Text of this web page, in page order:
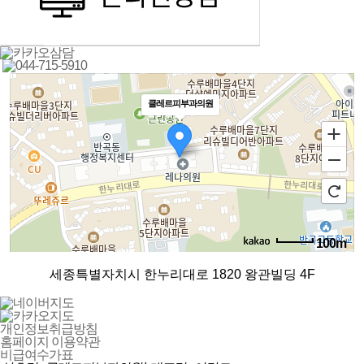
클레르피부과의원
100m
세종특별자치시 한누리대로 1820 왕관빌딩 4F
개인정보취급방침
홈페이지 이용약관
비급여수가표